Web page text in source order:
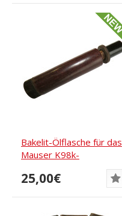
Bakelit-Ölflasche für das
Mauser K98k-
25,00€